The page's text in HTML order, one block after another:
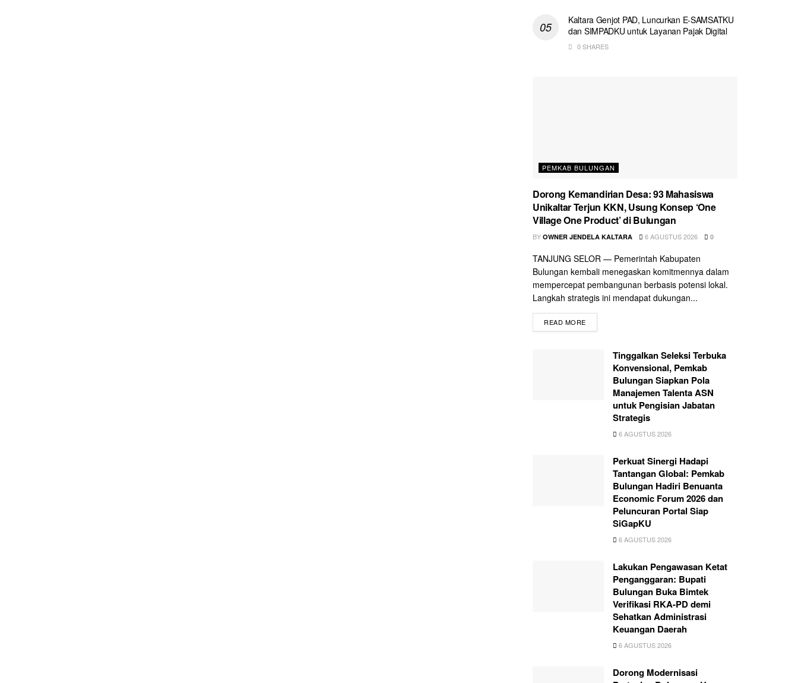
Kaltara Genjot PAD, Luncurkan E-SAMSATKU
dan SIMPADKU untuk Layanan Pajak Digital
0 SHARES
PEMKAB BULUNGAN
Dorong Kemandirian Desa: 93 Mahasiswa
Unikaltar Terjun KKN, Usung Konsep ‘One
Village One Product’ di Bulungan
BY OWNER JENDELA KALTARA 6 AGUSTUS 2026 0
TANJUNG SELOR — Pemerintah Kabupaten
Bulungan kembali menegaskan komitmennya dalam
mempercepat pembangunan berbasis potensi lokal.
Langkah strategis ini mendapat dukungan...
READ MORE
Tinggalkan Seleksi Terbuka
Konvensional, Pemkab
Bulungan Siapkan Pola
Manajemen Talenta ASN
untuk Pengisian Jabatan
Strategis
6 AGUSTUS 2026
Perkuat Sinergi Hadapi
Tantangan Global: Pemkab
Bulungan Hadiri Benuanta
Economic Forum 2026 dan
Peluncuran Portal Siap
SiGapKU
6 AGUSTUS 2026
Lakukan Pengawasan Ketat
Penganggaran: Bupati
Bulungan Buka Bimtek
Verifikasi RKA-PD demi
Sehatkan Administrasi
Keuangan Daerah
6 AGUSTUS 2026
Dorong Modernisasi